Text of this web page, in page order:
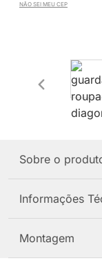
NÃO SEI MEU CEP
Sobre o
Informações
Montagem